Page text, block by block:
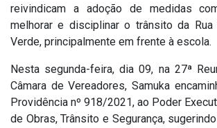
reivindicam a adoção de medidas
melhorar e disciplinar o trânsito da
Verde, principalmente em frente à escola.
Nesta segunda-feira, dia 09, na 27ª
Câmara de Vereadores, Samuka
Providência nº 918/2021, ao Poder
de Obras, Trânsito e Segurança,